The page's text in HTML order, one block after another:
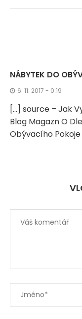
NÁBYTEK DO
6. 11. 2017 - 0:19
[…] source – Jak
Blog Magazn O
Obývacího Pokoje